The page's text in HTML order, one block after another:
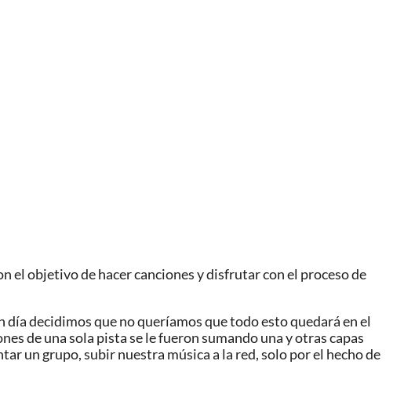
el objetivo de hacer canciones y disfrutar con el proceso de
decidimos que no queríamos que todo esto quedará en el
de una sola pista se le fueron sumando una y otras capas
un grupo, subir nuestra música a la red, solo por el hecho de